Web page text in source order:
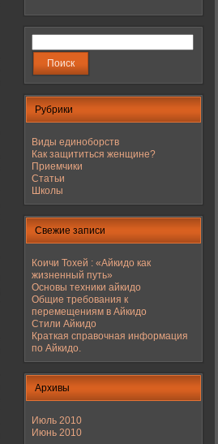
Рубрики
Виды единоборств
Как защититься женщине?
Приемчики
Статьи
Школы
Свежие записи
Коичи Тохей : «Айкидо как
жизненный путь»
Основы техники айкидо
Общие требования к
перемещениям в Айкидо
Стили Айкидо
Краткая справочная информация
по Айкидо.
Архивы
Июль 2010
Июнь 2010